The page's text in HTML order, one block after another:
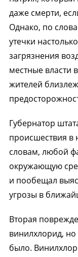
даже смерти,
Однако, по
утечки
загрязнения
местные власти
жителей
Губернатор
происшествия в
словам, любой
окружающую
и пообещал
угрозы в
Вторая
винилхлорид,
было.